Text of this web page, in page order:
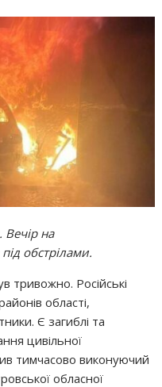
Вечір на
обстрілами.
тривожно. Російські
області,
Є загиблі та
цивільної
тимчасово виконуючий
обласної